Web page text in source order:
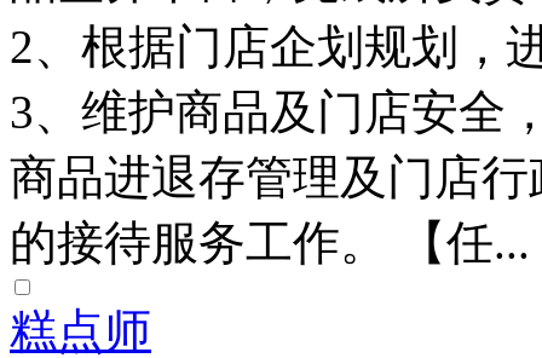
2、根据门店企划规划，
3、维护商品及门店安全
商品进退存管理及门店
的接待服务工作。 【任...
糕点师